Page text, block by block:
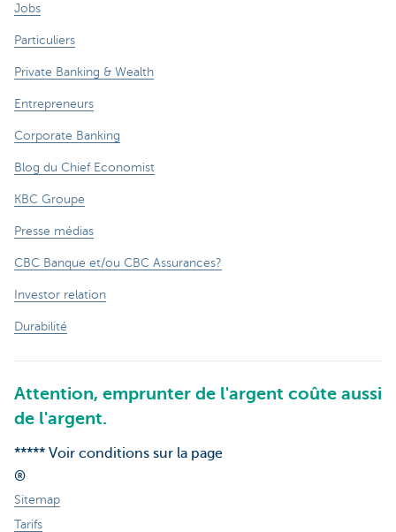
Jobs
Particuliers
Private Banking & Wealth
Entrepreneurs
Corporate Banking
Blog du Chief Economist
KBC Groupe
Presse médias
CBC Banque et/ou CBC Assurances?
Investor relation
Durabilité
Attention, emprunter de l'argent coûte aussi
de l'argent.
***** Voir conditions sur la page
®
Sitemap
Tarifs